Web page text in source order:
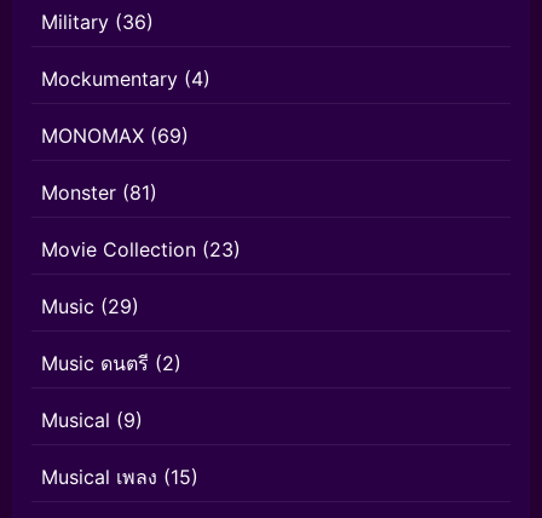
Military (36)
Mockumentary (4)
MONOMAX (69)
Monster (81)
Movie Collection (23)
Music (29)
Music ดนตรี (2)
Musical (9)
Musical เพลง (15)